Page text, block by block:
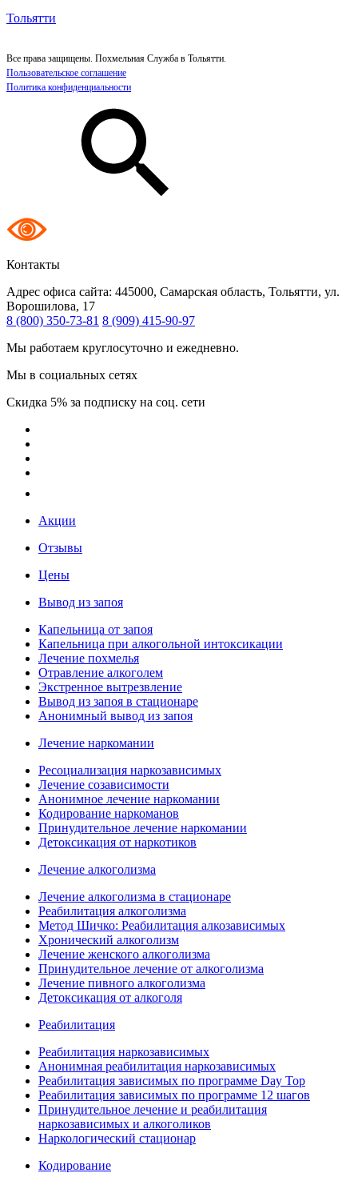
Тольятти
Все права защищены. Похмельная Служба в Тольятти.
Пользовательское соглашение
Политика конфиденциальности
Контакты
Адрес офиса сайта: 445000, Самарская область, Тольятти, ул.
Ворошилова, 17
8 (800) 350-73-81 8 (909) 415-90-97
Мы работаем круглосуточно и ежедневно.
Мы в социальных сетях
Скидка 5% за подписку на соц. сети
Акции
Отзывы
Цены
Вывод из запоя
Капельница от запоя
Капельница при алкогольной интоксикации
Лечение похмелья
Отравление алкоголем
Экстренное вытрезвление
Вывод из запоя в стационаре
Анонимный вывод из запоя
Лечение наркомании
Ресоциализация наркозависимых
Лечение созависимости
Анонимное лечение наркомании
Кодирование наркоманов
Принудительное лечение наркомании
Детоксикация от наркотиков
Лечение алкоголизма
Лечение алкоголизма в стационаре
Реабилитация алкоголизма
Метод Шичко: Реабилитация алкозависимых
Хронический алкоголизм
Лечение женского алкоголизма
Принудительное лечение от алкоголизма
Лечение пивного алкоголизма
Детоксикация от алкоголя
Реабилитация
Реабилитация наркозависимых
Анонимная реабилитация наркозависимых
Реабилитация зависимых по программе Day Top
Реабилитация зависимых по программе 12 шагов
Принудительное лечение и реабилитация
наркозависимых и алкоголиков
Наркологический стационар
Кодирование